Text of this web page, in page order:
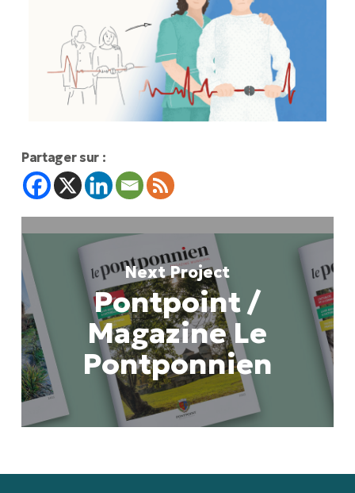
Partager sur :
Next Project
Pontpoint /
Magazine Le
Pontponnien